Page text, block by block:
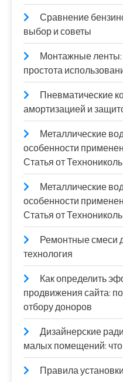
Сравнение
выбор и советы
Монтажные ленты:
простота
Пневматические
амортизацией и
Металлические
особенности
Статья от Технониколь
Металлические
особенности
Статья от Технониколь
Ремонтные смеси
технология
Как определить
продвижения сайта:
отбору доноров
Дизайнерские
малых помещений: что
Правила